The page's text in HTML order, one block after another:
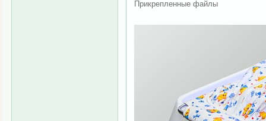
Прикрепленные файлы